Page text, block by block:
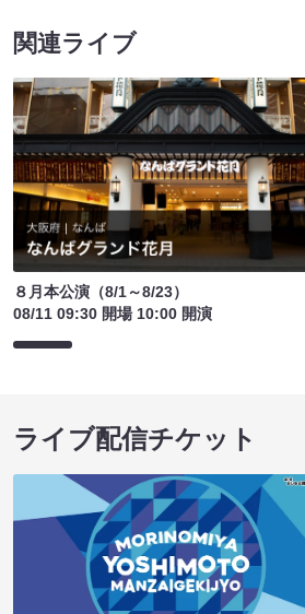
関連ライブ
８月本公演（8/1～8/23）
08/11 09:30 開場 10:00 開演
ライブ配信チケット